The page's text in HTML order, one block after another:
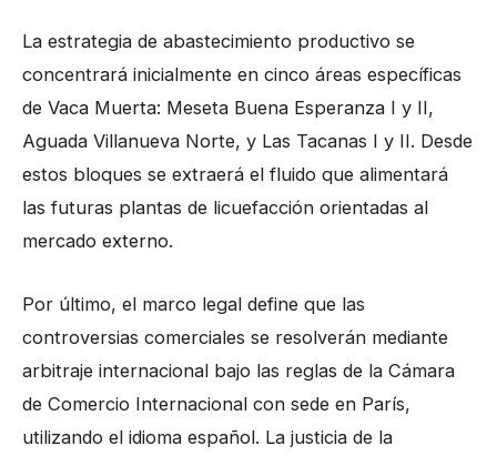
La estrategia de abastecimiento productivo se
concentrará inicialmente en cinco áreas específicas
de Vaca Muerta: Meseta Buena Esperanza I y II,
Aguada Villanueva Norte, y Las Tacanas I y II. Desde
estos bloques se extraerá el fluido que alimentará
las futuras plantas de licuefacción orientadas al
mercado externo.
Por último, el marco legal define que las
controversias comerciales se resolverán mediante
arbitraje internacional bajo las reglas de la Cámara
de Comercio Internacional con sede en París,
utilizando el idioma español. La justicia de la